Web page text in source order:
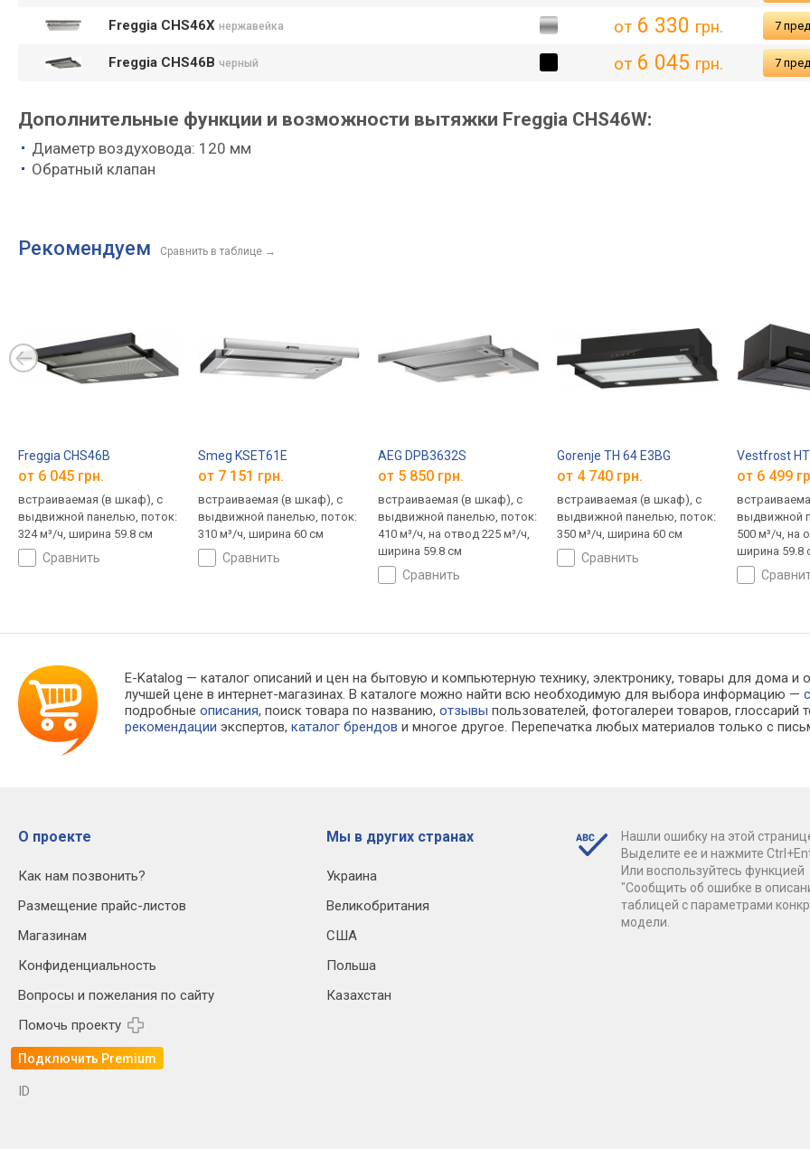
Freggia CHS46X нержавейка от6 330 грн. 7
Freggia CHS46B черный от6 045 грн. 7
Дополнительные функции и возможности вытяжки Freggia CHS46W:
Диаметр воздуховода: 120 мм
Обратный клапан
Рекомендуем Сравнить в таблице →
Freggia CHS46B
от 6 045 грн.
встраиваемая (в шкаф), с
выдвижной панелью, поток:
324 м³/ч, ширина 59.8 см
сравнить
Smeg KSET61E
от 7 151 грн.
встраиваемая (в шкаф), с
выдвижной панелью, поток:
310 м³/ч, ширина 60 см
сравнить
AEG DPB3632S
от 5 850 грн.
встраиваемая (в шкаф), с
выдвижной панелью, поток:
410 м³/ч, на отвод 225 м³/ч,
ширина 59.8 см
сравнить
Gorenje TH 64 E3BG
от 4 740 грн.
встраиваемая (в шкаф), с
выдвижной панелью, поток:
350 м³/ч, ширина 60 см
сравнить
Vestfrost
от 6 499
выдвижной
500 м³/ч, на
ширина 59.8
E-Katalog — каталог описаний и цен на бытовую и компьютерную технику, электронику, товары для дома
лучшей цене в интернет-магазинах. В каталоге можно найти всю необходимую для выбора информацию —
подробныеописания, поиск товара по названию,отзывы пользователей, фотогалереи товаров,
рекомендации экспертов,каталог брендов и многое другое. Перепечатка любых материалов только с
О проекте
Как нам позвонить?
Размещение прайс-листов
Магазинам
Конфиденциальность
Вопросы и пожелания по сайту
Помочь проекту
Подключить Premium
Мы в других странах
Украина
Великобритания
США
Польша
Казахстан
Нашли ошибку на этой
Выделите ее и нажмите
Или воспользуйтесь функцией
"Сообщить об ошибке в
таблицей с параметрами
модели.
ID